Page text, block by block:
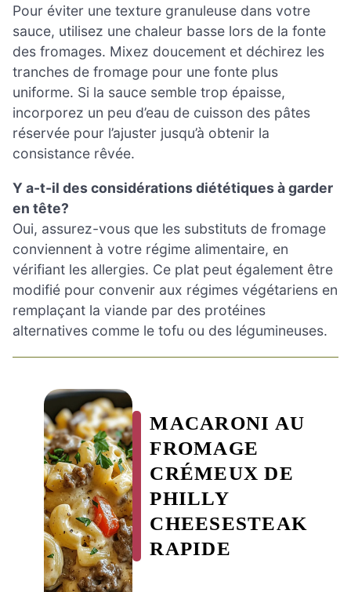
Pour éviter une texture granuleuse dans votre
sauce, utilisez une chaleur basse lors de la fonte
des fromages. Mixez doucement et déchirez les
tranches de fromage pour une fonte plus
uniforme. Si la sauce semble trop épaisse,
incorporez un peu d’eau de cuisson des pâtes
réservée pour l’ajuster jusqu’à obtenir la
consistance rêvée.
Y a-t-il des considérations diététiques à garder
en tête?
Oui, assurez-vous que les substituts de fromage
conviennent à votre régime alimentaire, en
vérifiant les allergies. Ce plat peut également être
modifié pour convenir aux régimes végétariens en
remplaçant la viande par des protéines
alternatives comme le tofu ou des légumineuses.
MACARONI AU
FROMAGE
CRÉMEUX DE
PHILLY
CHEESESTEAK
RAPIDE